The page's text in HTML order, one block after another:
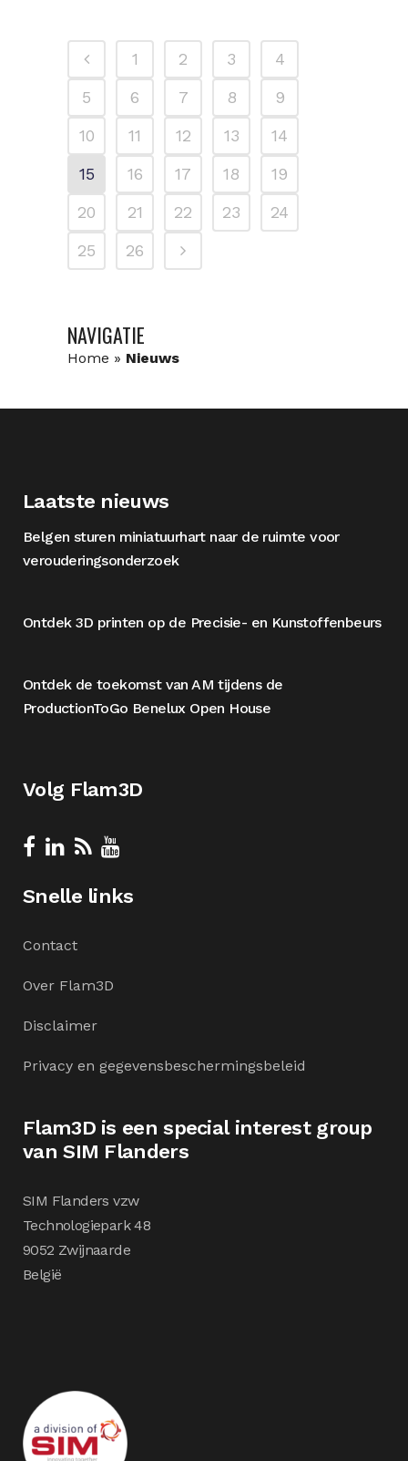
1 2 3
4
5
6 7 8
9
10
11 12 13
14
15
16 17 18
19
20
21 22 23
24
25
26
NAVIGATIE
Home » Nieuws
Laatste nieuws
Belgen sturen miniatuurhart naar de ruimte voor
verouderingsonderzoek
Ontdek 3D printen op de Precisie- en Kunstoffenbeurs
Ontdek de toekomst van AM tijdens de
ProductionToGo Benelux Open House
Volg Flam3D
Snelle links
Contact
Over Flam3D
Disclaimer
Privacy en gegevensbeschermingsbeleid
Flam3D is een special interest group
van SIM Flanders
SIM Flanders vzw
Technologiepark 48
9052 Zwijnaarde
België